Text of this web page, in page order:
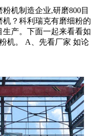
机制造企业,研磨800目
？科利瑞克有磨细粉的
产。下面一起来看看如
机。 A、先看厂家 如论